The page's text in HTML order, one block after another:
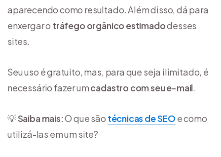
aparecendo como resultado. Além disso, dá para
enxergar o tráfego orgânico estimadodesses
sites.
Seu uso é gratuito, mas, para que seja ilimitado, é
necessário fazer umcadastro com seu e-mail
💡Saiba mais:O que são técnicas de SEO e como
utilizá-las em um site?